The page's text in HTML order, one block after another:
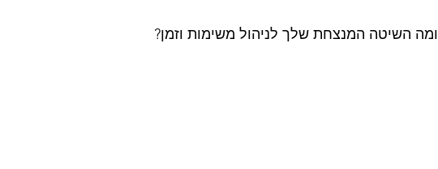
ומה השיטה המנצחת שלך לניהול משימות וזמן?